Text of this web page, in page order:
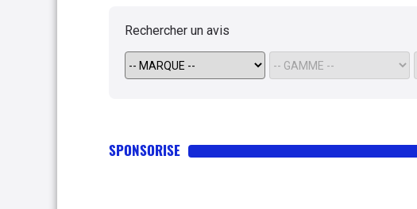
Rechercher un avis
SPONSORISE